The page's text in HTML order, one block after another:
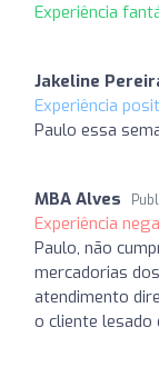
Experiência
Jakeline
Experiência
Paulo essa
MBA Alves
Experiência
Paulo, não
mercadorias
atendimento
o cliente lesado